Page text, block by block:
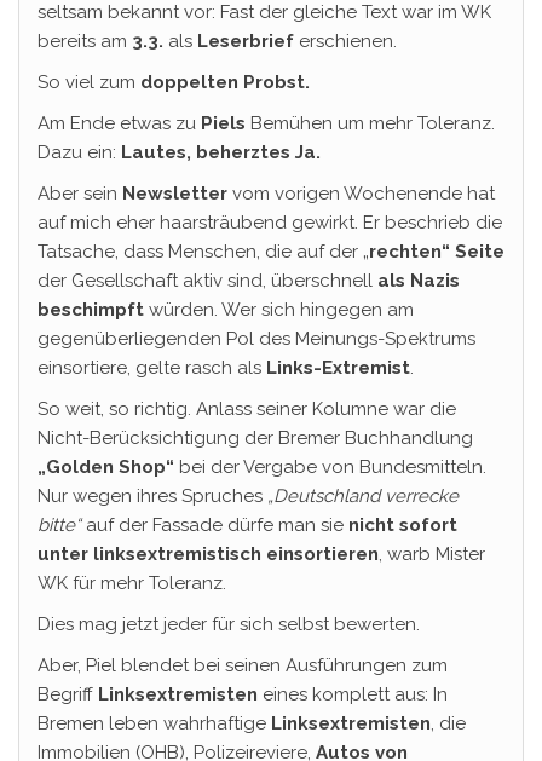
seltsam bekannt vor: Fast der gleiche Text war im WK
bereits am 3.3. als Leserbrief erschienen.
So viel zum doppelten Probst.
Am Ende etwas zu Piels Bemühen um mehr Toleranz.
Dazu ein: Lautes, beherztes Ja.
Aber sein Newsletter vom vorigen Wochenende hat
auf mich eher haarsträubend gewirkt. Er beschrieb die
Tatsache, dass Menschen, die auf der „rechten“ Seite
der Gesellschaft aktiv sind, überschnell als Nazis
beschimpft würden. Wer sich hingegen am
gegenüberliegenden Pol des Meinungs-Spektrums
einsortiere, gelte rasch als Links-Extremist.
So weit, so richtig. Anlass seiner Kolumne war die
Nicht-Berücksichtigung der Bremer Buchhandlung
„Golden Shop“ bei der Vergabe von Bundesmitteln.
Nur wegen ihres Spruches „Deutschland verrecke
bitte“auf der Fassade dürfe man sie nicht sofort
unter linksextremistisch einsortieren, warb Mister
WK für mehr Toleranz.
Dies mag jetzt jeder für sich selbst bewerten.
Aber, Piel blendet bei seinen Ausführungen zum
Begriff Linksextremisten eines komplett aus: In
Bremen leben wahrhaftige Linksextremisten, die
Immobilien (OHB), Polizeireviere, Autos von